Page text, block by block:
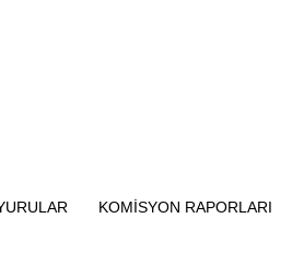
KOMISYON RAPORLARI